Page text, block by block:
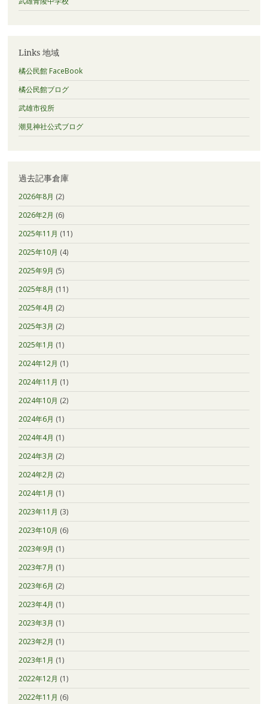
Links 地域
橘公民館 FaceBook
橘公民館ブログ
武雄市役所
潮見神社公式ブログ
過去記事倉庫
2026年8月 (2)
2026年2月 (6)
2025年11月 (11)
2025年10月 (4)
2025年9月 (5)
2025年8月 (11)
2025年4月 (2)
2025年3月 (2)
2025年1月 (1)
2024年12月 (1)
2024年11月 (1)
2024年10月 (2)
2024年6月 (1)
2024年4月 (1)
2024年3月 (2)
2024年2月 (2)
2024年1月 (1)
2023年11月 (3)
2023年10月 (6)
2023年9月 (1)
2023年7月 (1)
2023年6月 (2)
2023年4月 (1)
2023年3月 (1)
2023年2月 (1)
2023年1月 (1)
2022年12月 (1)
2022年11月 (6)